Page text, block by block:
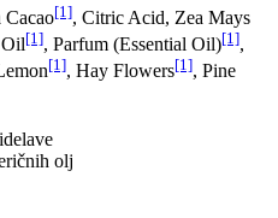
Cacao[1], Citric Acid, Zea Mays
[1], Parfum (Essential Oil)[1],
[1], Hay Flowers[1], Pine
olj